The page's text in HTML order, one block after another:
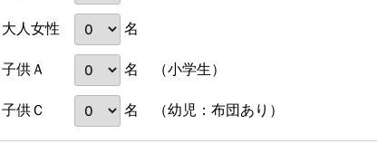
大人女性 名
子供Ａ 名 （小学生）
子供Ｃ 名 （幼児：布団あり）